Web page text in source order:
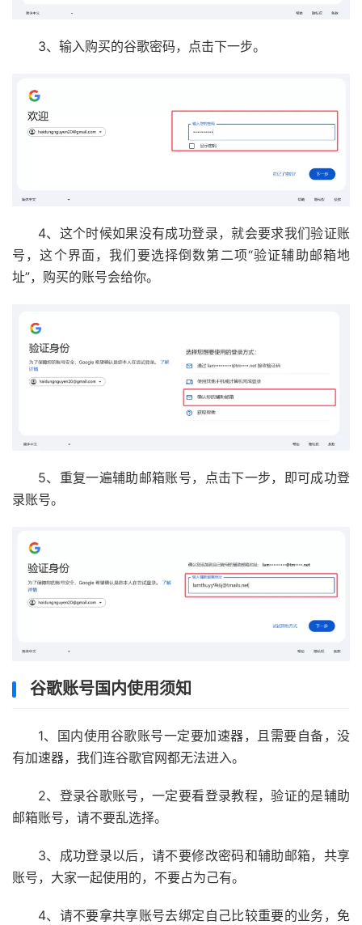
3、输入购买的谷歌密码，点击下一步。
4、这个时候如果没有成功登录，就会要求我们验证账
号，这个界面，我们要选择倒数第二项“验证辅助邮箱地
址”，购买的账号会给你。
5、重复一遍辅助邮箱账号，点击下一步，即可成功登
录账号。
谷歌账号国内使用须知
1、国内使用谷歌账号一定要加速器，且需要自备，没
有加速器，我们连谷歌官网都无法进入。
2、登录谷歌账号，一定要看登录教程，验证的是辅助
邮箱账号，请不要乱选择。
3、成功登录以后，请不要修改密码和辅助邮箱，共享
账号，大家一起使用的，不要占为己有。
4、请不要拿共享账号去绑定自己比较重要的业务，免